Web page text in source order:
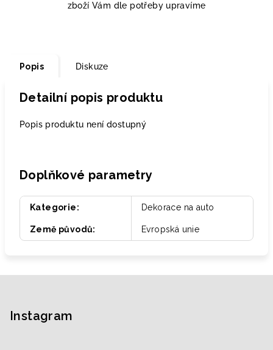
zboží Vám dle potřeby upravíme
Popis Diskuze
Detailní popis produktu
Popis produktu není dostupný
Doplňkové parametry
Kategorie: Dekorace na auto
Země původů: Evropská unie
Instagram